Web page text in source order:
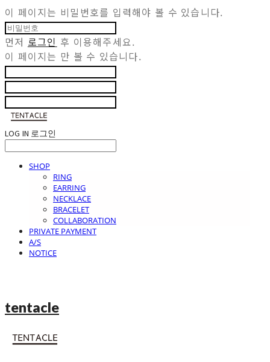
이 페이지는 비밀번호를 입력해야 볼 수 있습니다.
먼저 로그인 후 이용해주세요.
이 페이지는 만 볼 수 있습니다.
LOG IN 로그인
SHOP
RING
EARRING
NECKLACE
BRACELET
COLLABORATION
PRIVATE PAYMENT
A/S
NOTICE
tentacle